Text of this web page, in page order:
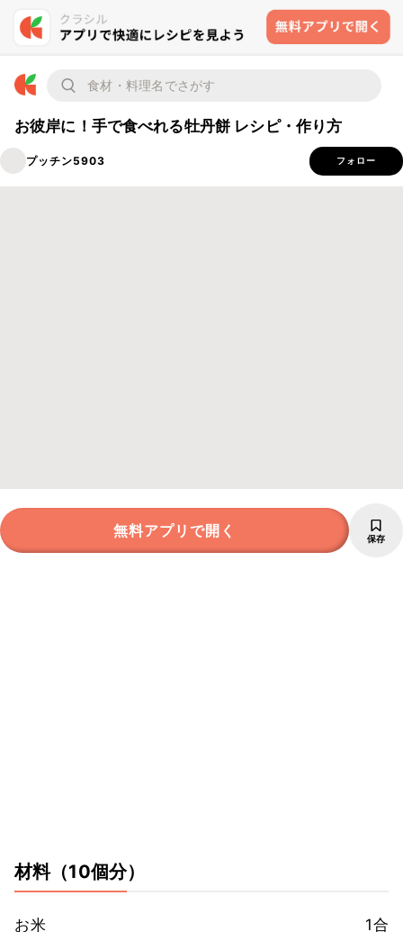
お彼岸に！手で食べれる牡丹餅 レシピ・作り方
プッチン5903 フォロー
無料アプリで開く 保存
材料（10個分）
お米
1合